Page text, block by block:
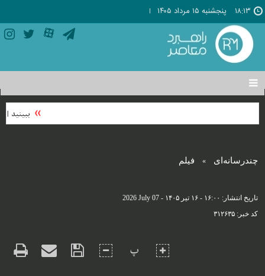
۱۸:۱۳ پنجشنبه ۱۵ مرداد ۱۴۰۵
تغییر
وضعیت
منوی
ها
ببینید |
چندرسانه‌ای » فیلم
تاریخ انتشار: ۱۶:۰۰ - ۱۶ تير ۱۴۰۵ -
2026 July 07
کد خبر: ۳۱۲۶۳۵
پ